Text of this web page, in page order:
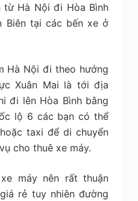
Hà Nội đi Hòa Bình
Biên tại các bến xe ở
Hà Nội đi theo hướng
Xuân Mai là tới địa
đi lên Hòa Bình bằng
lộ 6 các bạn có thể
taxi để di chuyển
cho thuê xe máy.
máy nên rất thuận
rẻ tuy nhiên đường